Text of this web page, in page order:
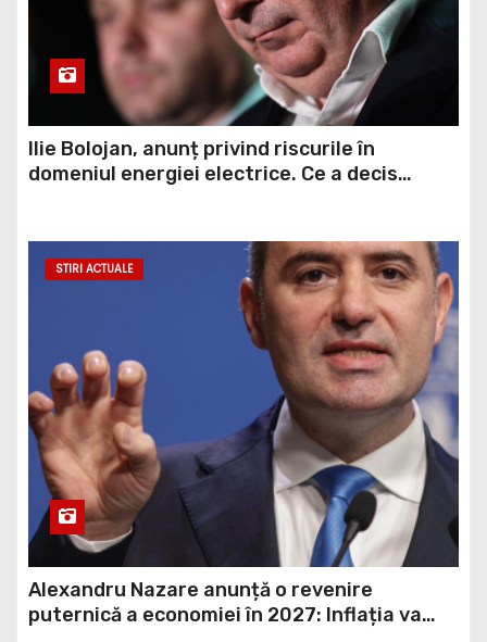
Ilie Bolojan, anunț privind riscurile în
domeniul energiei electrice. Ce a decis
STIRI ACTUALE
Alexandru Nazare anunță o revenire
puternică a economiei în 2027: Inflația va